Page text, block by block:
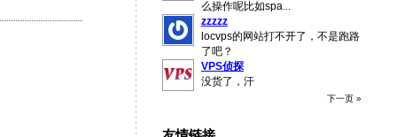
么操作呢比如spa
zzzzz
locvps的网站打不开了，不是跑路
了吧？
VPS侦探
没货了，汗
下一页 »